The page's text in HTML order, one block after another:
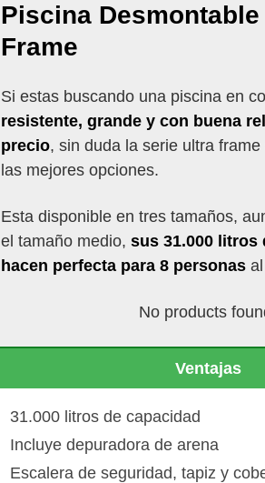
Piscina
Frame
Si estas buscando una piscina en
resistente, grande y con buena
precio, sin duda la serie ultra
las mejores opciones.
Esta disponible en tres tamaños,
el tamaño medio, sus 31.000 litros
hacen perfecta para 8 personasal
No products
Ventajas
31.000 litros de capacidad
Incluye depuradora de arena
Escalera de seguridad, tapiz y